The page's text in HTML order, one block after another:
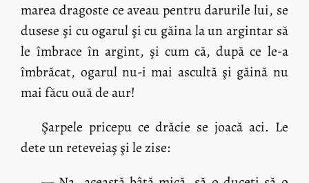
marea dragoste ce aveau pentru darurile lui, se
dusese şi cu ogarul şi cu găina la un argintar să
le îmbrace în argint, şi cum că, după ce le-a
îmbrăcat, ogarul nu-i mai ascultă şi găină nu
mai făcu ouă de aur!
Şarpele pricepu ce drăcie se joacă aci. Le
dete un reteveiaş şi le zise: